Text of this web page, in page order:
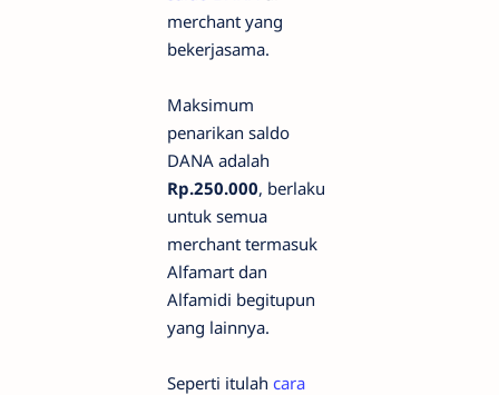
merchant yang
bekerjasama.
Maksimum
penarikan saldo
DANA adalah
Rp.250.000, berlaku
untuk semua
merchant termasuk
Alfamart dan
Alfamidi begitupun
yang lainnya.
Seperti itulah cara